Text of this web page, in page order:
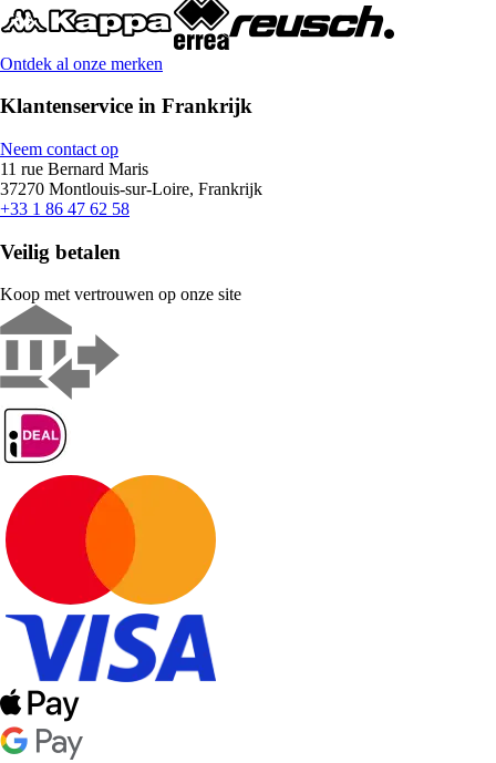
Ontdek al onze merken
Klantenservice in Frankrijk
Neem contact op
11 rue Bernard Maris
37270 Montlouis-sur-Loire, Frankrijk
+33 1 86 47 62 58
Veilig betalen
Koop met vertrouwen op onze site